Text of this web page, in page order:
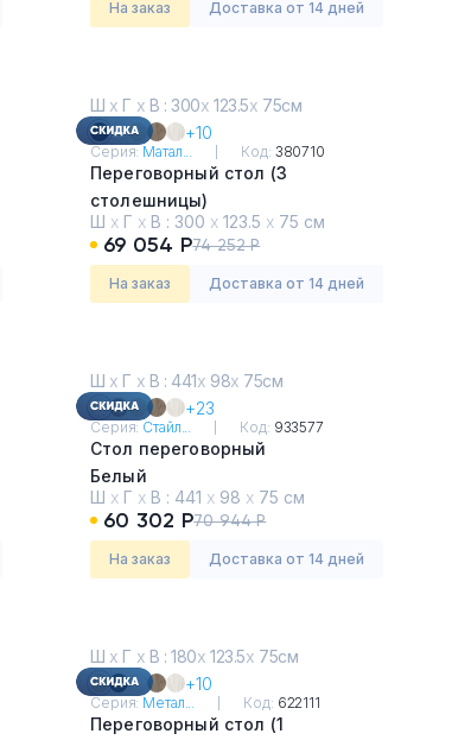
На заказ Доставка от 14 дней
Ш х Г х В : 300х 123.5х 75см
+10
Серия: Матал... Код: 380710
Переговорный стол (3
столешницы)
Венге
Ш х Г х В : 300 х 123.5 х 75 см
69 054 Р74 252 Р
На заказ Доставка от 14 дней
Ш х Г х В : 441х 98х 75см
+23
Серия: Стайл... Код: 933577
Стол переговорный
Белый
Ш х Г х В : 441 х 98 х 75 см
60 302 Р70 944 Р
На заказ Доставка от 14 дней
Ш х Г х В : 180х 123.5х 75см
+10
Серия: Метал... Код: 622111
Переговорный стол (1